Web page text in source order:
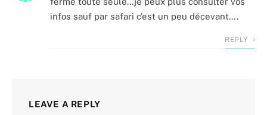
infos sauf par safari c’est un peu décevant….
REPLY
LEAVE A REPLY